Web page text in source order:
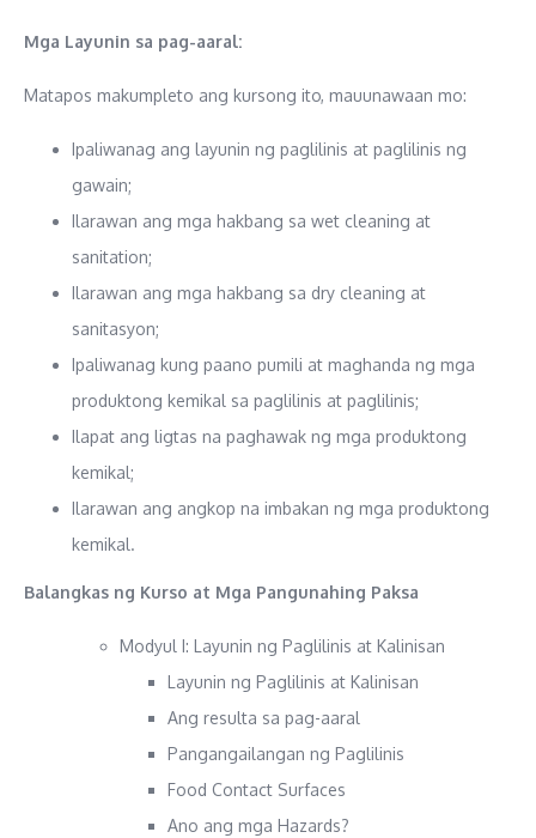
Mga Layunin sa pag-aaral:
Matapos makumpleto ang kursong ito, mauunawaan mo:
Ipaliwanag ang layunin ng paglilinis at paglilinis ng
gawain;
Ilarawan ang mga hakbang sa wet cleaning at
sanitation;
Ilarawan ang mga hakbang sa dry cleaning at
sanitasyon;
Ipaliwanag kung paano pumili at maghanda ng mga
produktong kemikal sa paglilinis at paglilinis;
Ilapat ang ligtas na paghawak ng mga produktong
kemikal;
Ilarawan ang angkop na imbakan ng mga produktong
kemikal.
Balangkas ng Kurso at Mga Pangunahing Paksa
Modyul I: Layunin ng Paglilinis at Kalinisan
Layunin ng Paglilinis at Kalinisan
Ang resulta sa pag-aaral
Pangangailangan ng Paglilinis
Food Contact Surfaces
Ano ang mga Hazards?